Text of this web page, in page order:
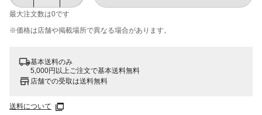
最大注文数は0です
※価格は​店舗や​掲載場所で​異なる​場合が​あります。
基本送料のみ
5,000円以上ご注文で基本送料無料
店舗での受取は送料無料
送料について